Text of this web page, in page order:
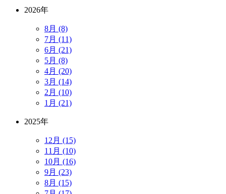
2026年
8月 (8)
7月 (11)
6月 (21)
5月 (8)
4月 (20)
3月 (14)
2月 (10)
1月 (21)
2025年
12月 (15)
11月 (10)
10月 (16)
9月 (23)
8月 (15)